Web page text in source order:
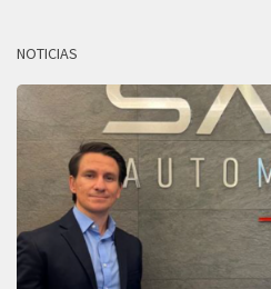
NOTICIAS